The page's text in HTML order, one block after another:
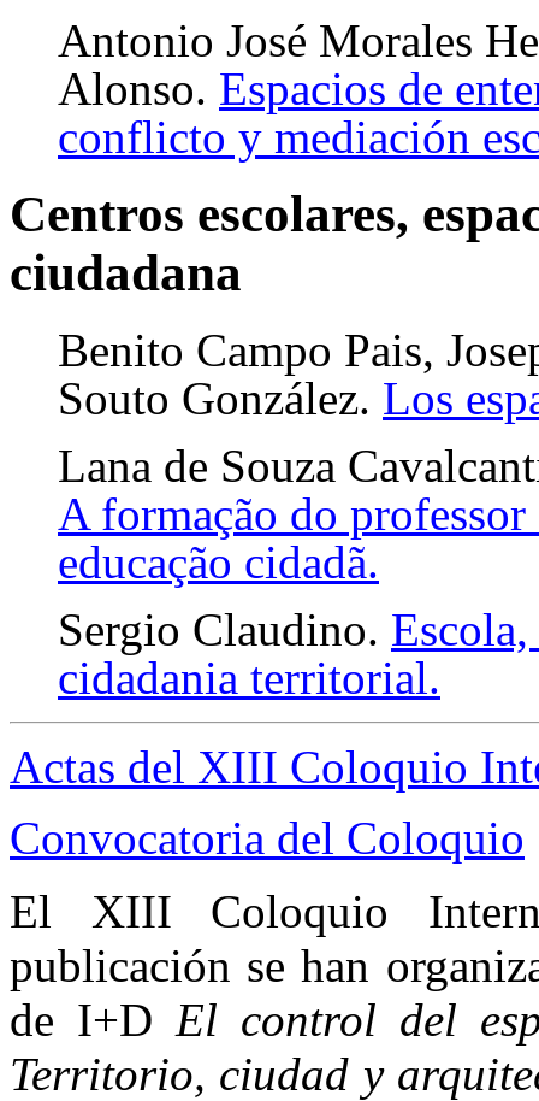
Antonio José Morales
Alonso. Espacios de
conflicto y mediación
Centros escolares,
ciudadana
Benito Campo Pais,
Souto González. Los
Lana de Souza
A formação do
educação cidadã.
Sergio Claudino.
cidadania territorial.
Actas del XIII Coloquio
Convocatoria del Coloquio
El XIII Coloquio
publicación se han
de I+D El control del
Territorio, ciudad y